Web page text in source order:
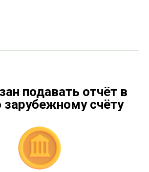
подавать отчёт в
счёту